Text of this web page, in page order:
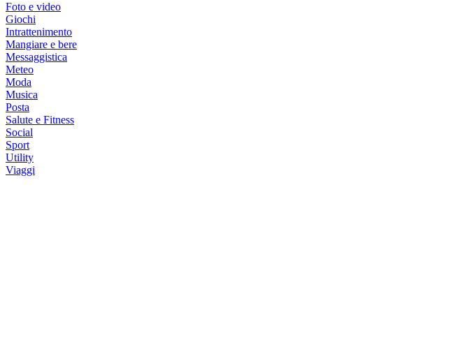
Foto e video
Giochi
Intrattenimento
Mangiare e bere
Messaggistica
Meteo
Moda
Musica
Posta
Salute e Fitness
Social
Sport
Utility
Viaggi